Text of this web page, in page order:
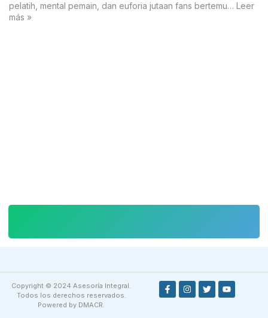
pelatih, mental pemain, dan euforia jutaan fans bertemu… Leer
más »
Copyright © 2024 Asesoría Integral.
Todos los derechos reservados.
Powered by DMACR.